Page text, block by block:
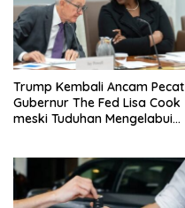
Trump Kembali Ancam Pecat
Gubernur The Fed Lisa Cook
meski Tuduhan Mengelabui